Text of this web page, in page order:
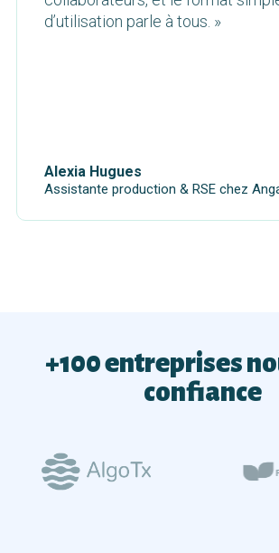
d’utilisation parle à tous. »
Alexia Hugues
Assistante production & RSE chez
+100 entreprises
confiance